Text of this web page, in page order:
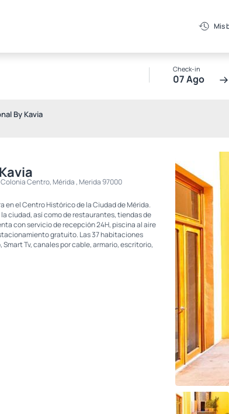
Mis
Check-in
07 Ago
By Kavia
Centro, Mérida , Merida 97000
en el Centro Histórico de la Ciudad de Mérida.
ciudad, así como de restaurantes, tiendas de
con servicio de recepción 24H, piscina al aire
gratuito. Las 37 habitaciones
Tv, canales por cable, armario, escritorio,